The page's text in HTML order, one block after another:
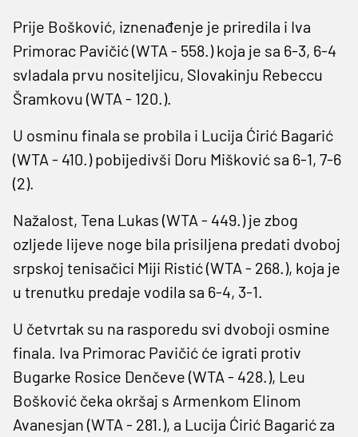
Prije Bošković, iznenađenje je priredila i Iva
Primorac Pavičić (WTA - 558.) koja je sa 6-3, 6-4
svladala prvu nositeljicu, Slovakinju Rebeccu
Šramkovu (WTA - 120.).
U osminu finala se probila i Lucija Ćirić Bagarić
(WTA - 410.) pobijedivši Doru Mišković sa 6-1, 7-6
(2).
Nažalost, Tena Lukas (WTA - 449.) je zbog
ozljede lijeve noge bila prisiljena predati dvoboj
srpskoj tenisačici Miji Ristić (WTA - 268.), koja je
u trenutku predaje vodila sa 6-4, 3-1.
U četvrtak su na rasporedu svi dvoboji osmine
finala. Iva Primorac Pavičić će igrati protiv
Bugarke Rosice Denčeve (WTA - 428.), Leu
Bošković čeka okršaj s Armenkom Elinom
Avanesjan (WTA - 281.), a Lucija Ćirić Bagarić za